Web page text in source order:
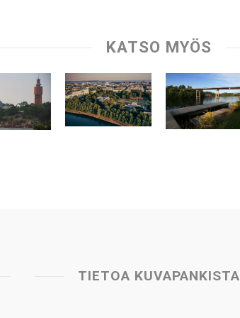
KATSO MYÖS
TIETOA KUVAPANKISTA